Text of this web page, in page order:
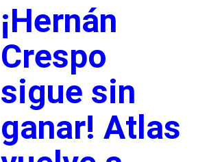
¡Hernán
Crespo
sigue sin
ganar! Atlas